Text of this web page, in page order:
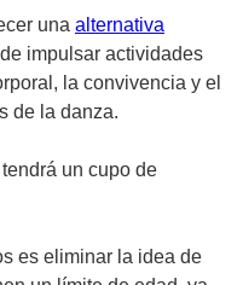
una alternativa
impulsar actividades
la convivencia y el
de la danza.
un cupo de
es eliminar la idea de